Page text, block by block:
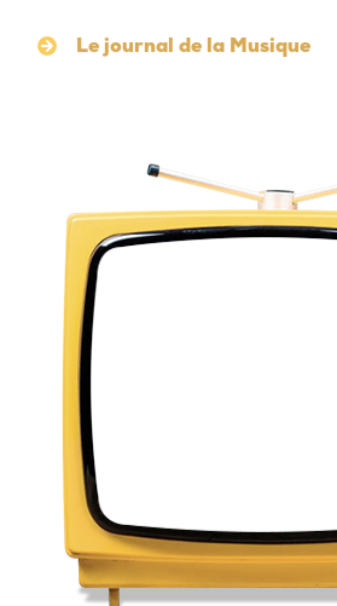
Le journal de la Musique